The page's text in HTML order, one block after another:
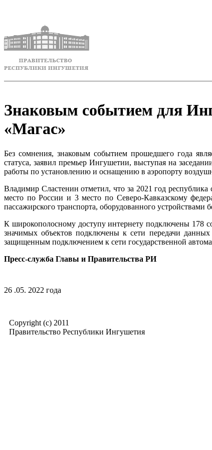
Знаковым событием для
«Магас»
Без сомнения, знаковым событием прошедшего года
статуса, заявил премьер Ингушетии, выступая на
работы по установлению и оснащению в аэропорту
Владимир Сластенин отметил, что за 2021 год
место по России и 3 место по Северо-Кавказскому
пассажирского транспорта, оборудованного устройствами
К широкополосному доступу интернету подключены 178
значимых объектов подключены к сети передачи
защищенным подключением к сети государственной
Пресс-служба Главы и Правительства РИ
26 .05. 2022 года
Copyright (c) 2011
Правительство Республики Ингушетия